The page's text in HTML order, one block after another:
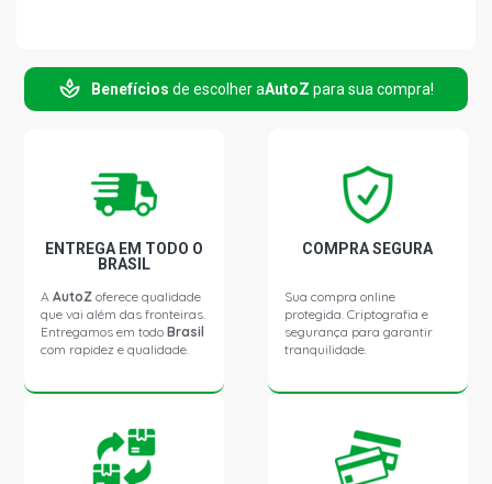
Benefícios de escolher aAutoZ para sua compra!
ENTREGA EM TODO O
BRASIL
AAutoZ oferece qualidade
que vai além das fronteiras.
Entregamos em todoBrasil
com rapidez e qualidade.
COMPRA SEGURA
Sua compra online
protegida. Criptografia e
segurança para garantir
tranquilidade.